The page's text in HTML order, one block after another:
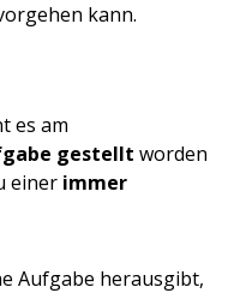
kann.
es am
gestellt worden
einer immer
Aufgabe herausgibt,